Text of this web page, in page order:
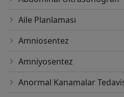
Aile Planlaması
Amniosentez
Amniyosentez
Anormal Kanamalar